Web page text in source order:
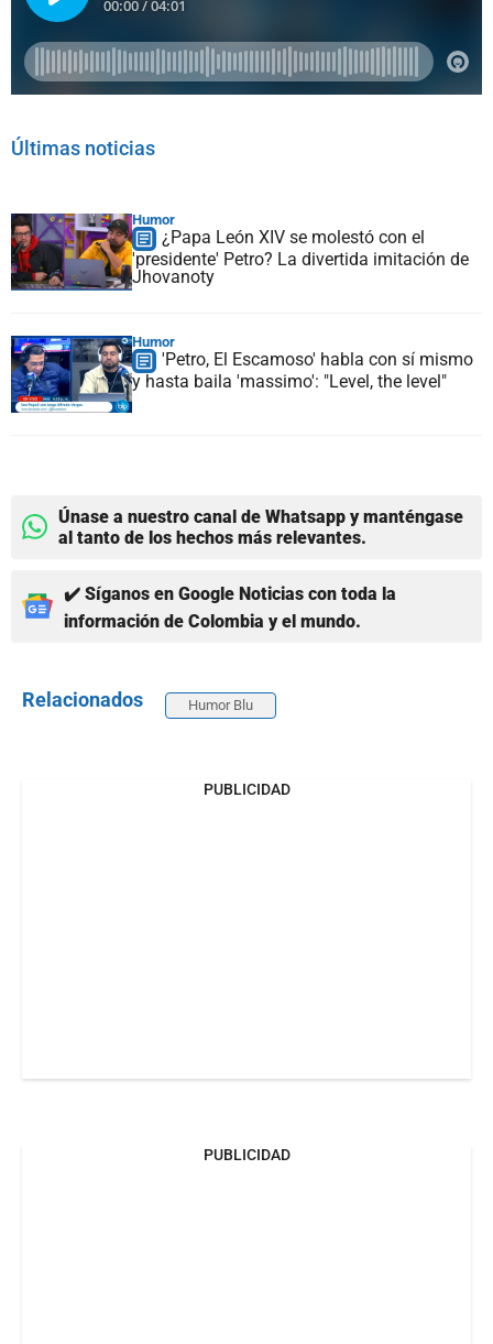
Últimas noticias
Humor
¿Papa León XIV se molestó con el
'presidente' Petro? La divertida imitación de
Jhovanoty
Humor
'Petro, El Escamoso' habla con sí mismo
y hasta baila 'massimo': "Level, the level"
Únase a nuestro canal de Whatsapp y manténgase
al tanto de los hechos más relevantes.
✔️ Síganos en Google Noticias con toda la
información de Colombia y el mundo.
Relacionados Humor Blu
PUBLICIDAD
PUBLICIDAD